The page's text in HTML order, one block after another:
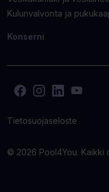
Kulunvalvonta ja
Konserni
© 2026 Pool4You. Kaikki
Tietosuojaseloste
Facebook
(Avaa
sivuston
uudelle
Instagram
(Avaa
sivuston
LinkedIn
(Avaa